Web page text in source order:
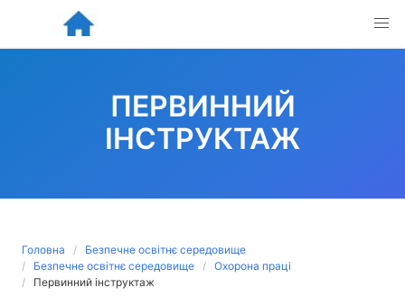
content
ПЕРВИННИЙ
ІНСТРУКТАЖ
Головна
Безпечне освітнє середовище
Безпечне освітнє середовище
Охорона праці
Первинний інструктаж